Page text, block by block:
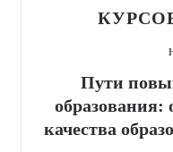
Пути
образования:
качества